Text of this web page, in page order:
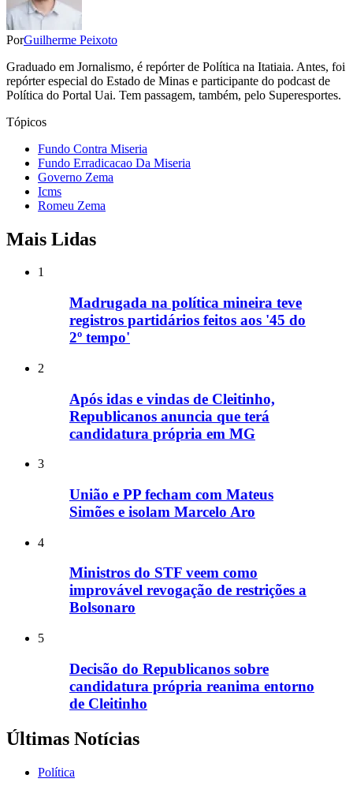
PorGuilherme Peixoto
Graduado em Jornalismo, é repórter de Política na Itatiaia. Antes, foi
repórter especial do Estado de Minas e participante do podcast de
Política do Portal Uai. Tem passagem, também, pelo Superesportes.
Tópicos
Fundo Contra Miseria
Fundo Erradicacao Da Miseria
Governo Zema
Icms
Romeu Zema
Mais Lidas
1
Madrugada na política mineira teve
registros partidários feitos aos '45 do
2º tempo'
2
Após idas e vindas de Cleitinho,
Republicanos anuncia que terá
candidatura própria em MG
3
União e PP fecham com Mateus
Simões e isolam Marcelo Aro
4
Ministros do STF veem como
improvável revogação de restrições a
Bolsonaro
5
Decisão do Republicanos sobre
candidatura própria reanima entorno
de Cleitinho
Últimas Notícias
Política